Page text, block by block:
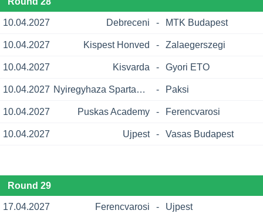
10.04.2027 Debreceni - MTK Budapest
10.04.2027 Kispest Honved - Zalaegerszegi
10.04.2027 Kisvarda - Gyori ETO
10.04.2027 Nyiregyhaza Spartacus - Paksi
10.04.2027 Puskas Academy - Ferencvarosi
10.04.2027 Ujpest - Vasas Budapest
Round 29
17.04.2027 Ferencvarosi - Ujpest